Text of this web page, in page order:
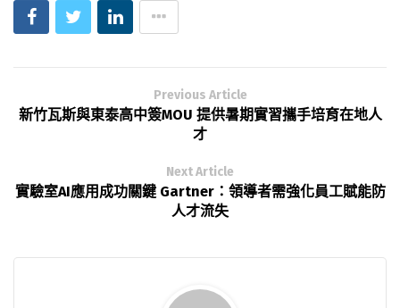
Previous Article
新竹瓦斯與東泰高中簽MOU 提供暑期實習攜手培育在地人
才
Next Article
實驗室AI應用成功關鍵 Gartner：領導者需強化員工賦能防
人才流失